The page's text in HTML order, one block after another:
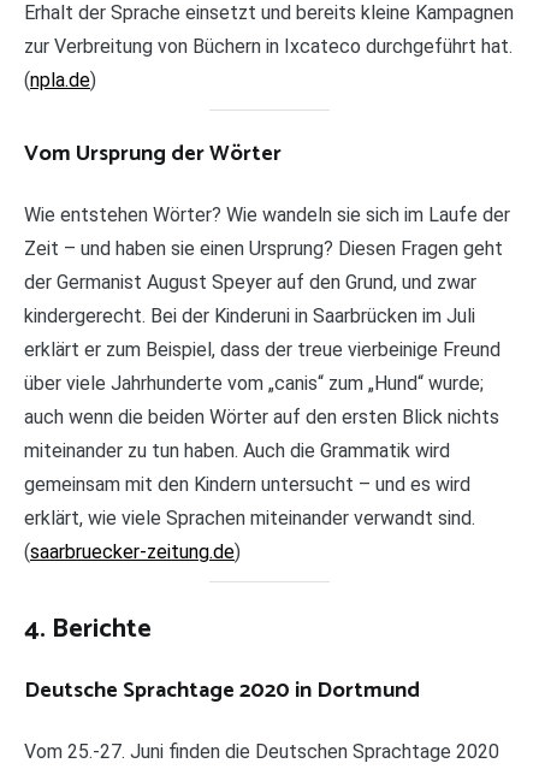
Erhalt der Sprache einsetzt und bereits kleine Kampagnen
zur Verbreitung von Büchern in Ixcateco durchgeführt hat.
(npla.de)
Vom Ursprung der Wörter
Wie entstehen Wörter? Wie wandeln sie sich im Laufe der
Zeit – und haben sie einen Ursprung? Diesen Fragen geht
der Germanist August Speyer auf den Grund, und zwar
kindergerecht. Bei der Kinderuni in Saarbrücken im Juli
erklärt er zum Beispiel, dass der treue vierbeinige Freund
über viele Jahrhunderte vom „canis“ zum „Hund“ wurde;
auch wenn die beiden Wörter auf den ersten Blick nichts
miteinander zu tun haben. Auch die Grammatik wird
gemeinsam mit den Kindern untersucht – und es wird
erklärt, wie viele Sprachen miteinander verwandt sind.
(saarbruecker-zeitung.de)
4. Berichte
Deutsche Sprachtage 2020 in Dortmund
Vom 25.-27. Juni finden die Deutschen Sprachtage 2020